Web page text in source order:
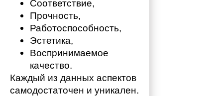
Соответствие,
Прочность,
Работоспособность,
Эстетика,
Воспринимаемое
качество.
Каждый из данных аспектов
самодостаточен и уникален.